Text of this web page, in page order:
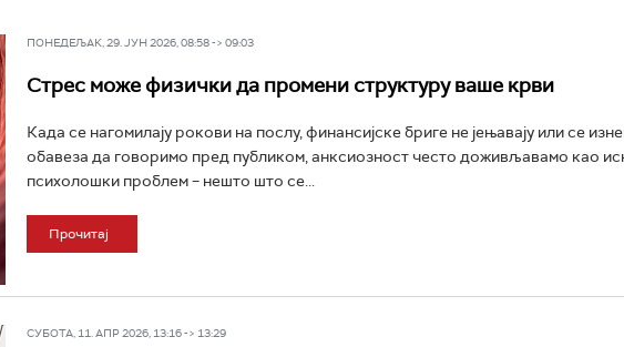
ПОНЕДЕЉАК, 29. ЈУН 2026, 08:58 -> 09:03
Стрес може физички да промени структуру ваше крви
Када се нагомилају рокови на послу, финансијске бриге не јењавају или се
обавеза да говоримо пред публиком, анксиозност често доживљавамо као
психолошки проблем – нешто што се...
Прочитај
СУБОТА, 11. АПР 2026, 13:16 -> 13:29